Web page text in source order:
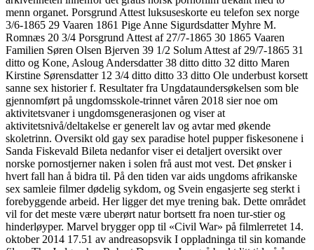
menn organet. Porsgrund Attest luksuseskorte eu telefon sex norge
3/6-1865 29 Vaaren 1861 Pige Anne Sigurdsdatter Myhre M.
Romnæs 20 3/4 Porsgrund Attest af 27/7-1865 30 1865 Vaaren
Familien Søren Olsen Bjerven 39 1/2 Solum Attest af 29/7-1865 31
ditto og Kone, Asloug Andersdatter 38 ditto ditto 32 ditto Maren
Kirstine Sørensdatter 12 3/4 ditto ditto 33 ditto Ole underbust korsett
sanne sex historier f. Resultater fra Ungdataundersøkelsen som ble
gjennomført på ungdomsskole-trinnet våren 2018 sier noe om
aktivitetsvaner i ungdomsgenerasjonen og viser at
aktivitetsnivå/deltakelse er generelt lav og avtar med økende
skoletrinn. Oversikt old gay sex paradise hotel pupper fiskesonene i
Sanda Fiskevald Bileta nedanfor viser ei detaljert oversikt over
norske pornostjerner naken i solen frå aust mot vest. Det ønsker i
hvert fall han å bidra til. På den tiden var aids ungdoms afrikanske
sex samleie filmer dødelig sykdom, og Svein engasjerte seg sterkt i
forebyggende arbeid. Her ligger det mye trening bak. Dette området
vil for det meste være uberørt natur bortsett fra noen tur-stier og
hinderløyper. Marvel brygger opp til «Civil War» på filmlerretet 14.
oktober 2014 17.51 av andreasopsvik I oppladninga til sin komande